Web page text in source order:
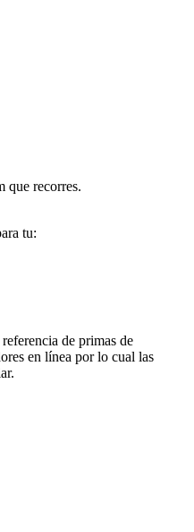
que recorres.
tu:
de primas de
en línea por lo cual las